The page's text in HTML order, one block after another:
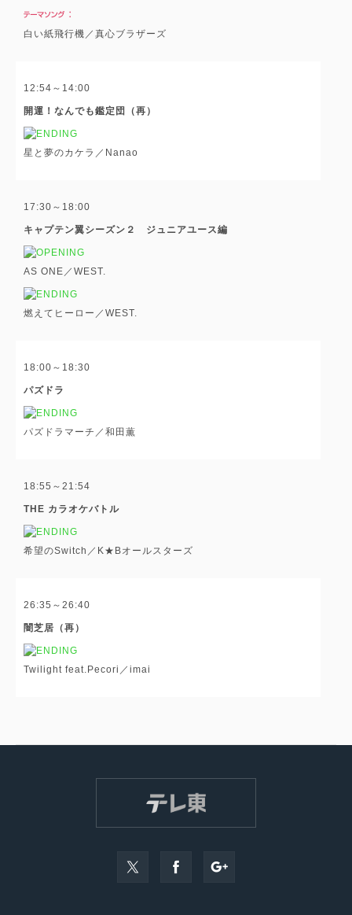
白い紙飛行機／真心ブラザーズ
12:54～14:00
開運！なんでも鑑定団（再）
星と夢のカケラ／Nanao
17:30～18:00
キャプテン翼シーズン２ ジュニアユース編
AS ONE／WEST.
燃えてヒーロー／WEST.
18:00～18:30
パズドラ
パズドラマーチ／和田薫
18:55～21:54
THE カラオケバトル
希望のSwitch／K★Bオールスターズ
26:35～26:40
闇芝居（再）
Twilight feat.Pecori／imai